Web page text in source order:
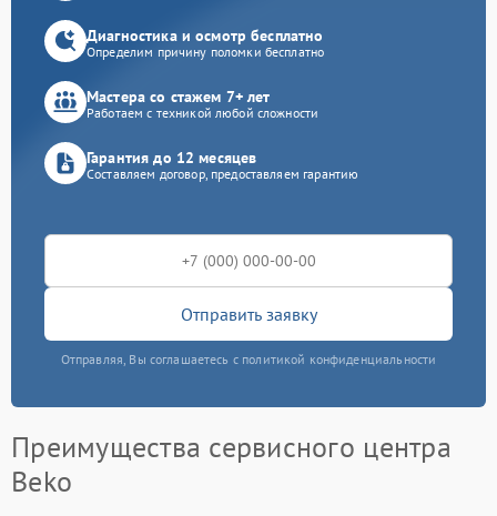
Диагностика и осмотр бесплатно
Определим причину поломки бесплатно
Мастера со стажем 7+ лет
Работаем с техникой любой сложности
Гарантия до 12 месяцев
Составляем договор, предоставляем гарантию
Отправить заявку
Отправляя, Вы соглашаетесь с политикой конфиденциальности
Преимущества сервисного центра
Beko